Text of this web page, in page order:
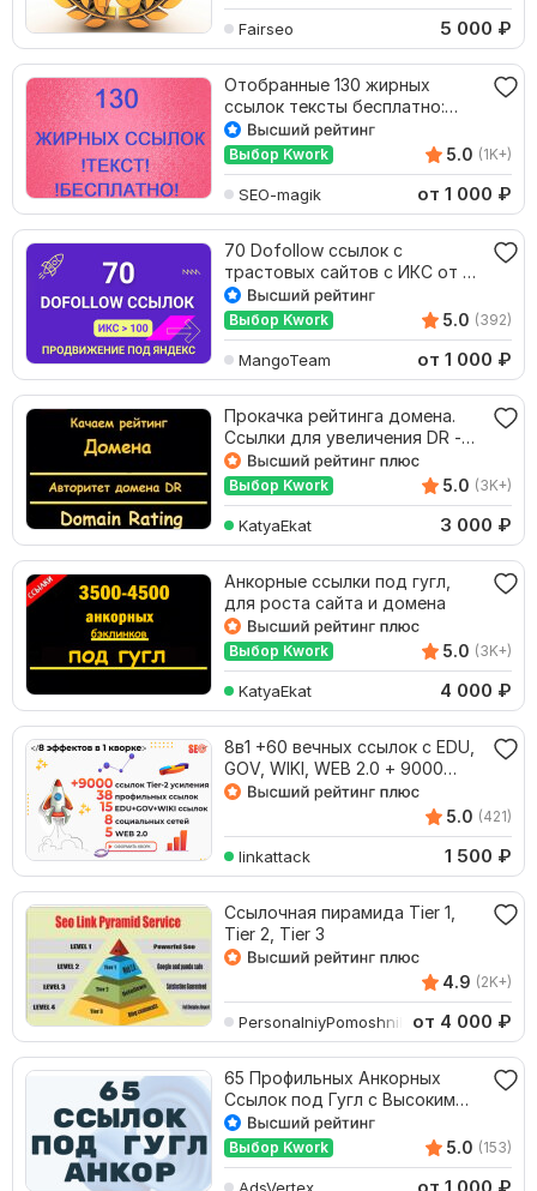
Fairseo 5 000 ₽
Отобранные 130 жирных
ссылок тексты бесплатно:
Яндекс и Google
Выбор Kwork 5.0 (1K+)
SEO-magik от 1 000 ₽
70 Dofollow ссылок с
трастовых сайтов с ИКС от 50
под Яндекс
Выбор Kwork 5.0 (392)
MangoTeam от 1 000 ₽
Прокачка рейтинга домена.
Ссылки для увеличения DR -
Domain Rating
Выбор Kwork 5.0 (3K+)
KatyaEkat 3 000 ₽
Анкорные ссылки под гугл,
для роста сайта и домена
Выбор Kwork 5.0 (3K+)
KatyaEkat 4 000 ₽
8в1 +60 вечных ссылок с EDU,
GOV, WIKI, WEB 2.0 + 9000
пирамида TIER-2
5.0 (421)
linkattack 1 500 ₽
Ссылочная пирамида Tier 1,
Tier 2, Tier 3
4.9 (2K+)
PersonalniyPomoshnik от 4 000 ₽
65 Профильных Анкорных
Ссылок под Гугл с Высоким
Трастом
Выбор Kwork 5.0 (153)
AdsVertex